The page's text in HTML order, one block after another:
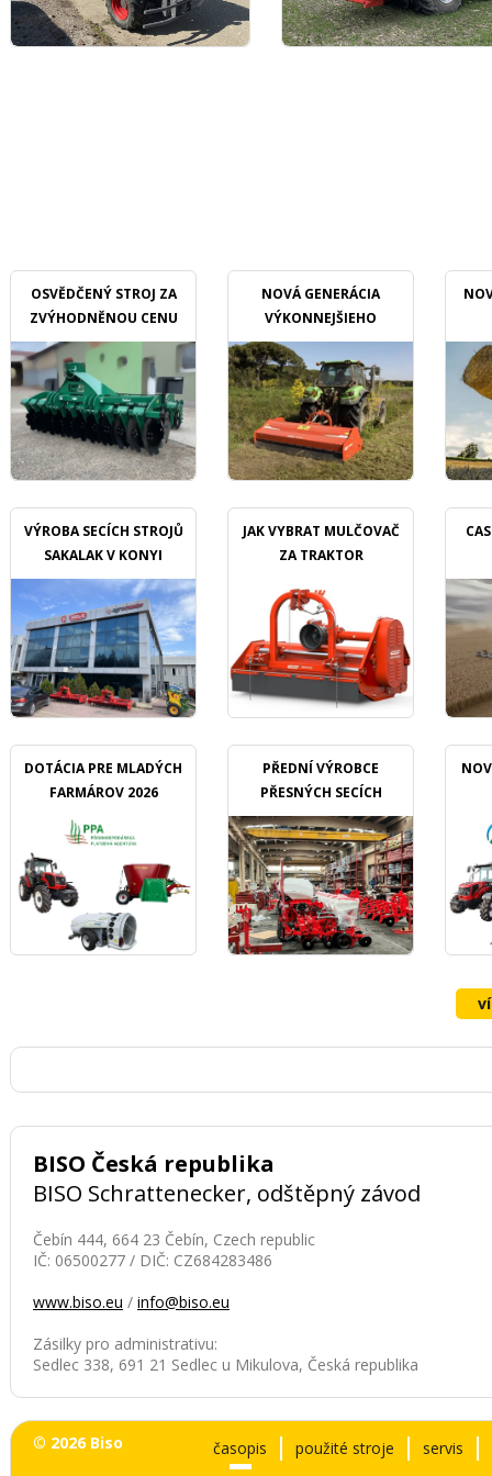
OSVĚDČENÝ STROJ ZA
ZVÝHODNĚNOU CENU
NOVÁ GENERÁCIA
VÝKONNEJŠIEHO
MULČOVAČU
VÝROBA SECÍCH STROJŮ
SAKALAK V KONYI
JAK VYBRAT MULČOVAČ
ZA TRAKTOR
DOTÁCIA PRE MLADÝCH
FARMÁROV 2026
PŘEDNÍ VÝROBCE
PŘESNÝCH SECÍCH
STROJŮ OZDOKEN
BISO Česká republika
BISO Schrattenecker, odštěpný závod
Čebín 444, 664 23 Čebín, Czech republic
IČ: 06500277 / DIČ: CZ684283486
www.biso.eu / info@biso.eu
Zásilky pro administrativu:
Sedlec 338, 691 21 Sedlec u Mikulova, Česká republika
© 2026 Biso časopis použité stroje servis